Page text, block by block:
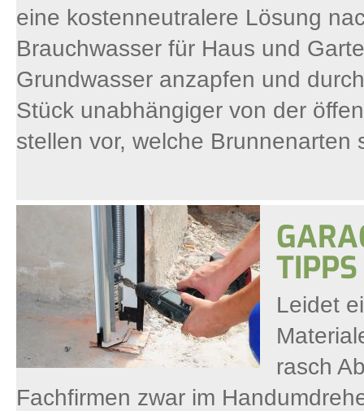
eine kostenneutralere Lösung
Brauchwasser für Haus und
Grundwasser anzapfen und
Stück unabhängiger von der
stellen vor, welche
Leidet
rasch
Fachfirmen zwar im